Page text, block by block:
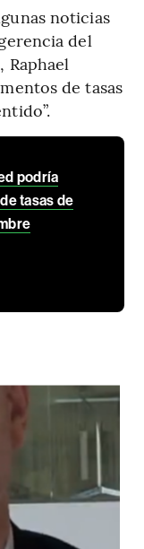
noticias
del
Raphael
de tasas
podría
tasas de